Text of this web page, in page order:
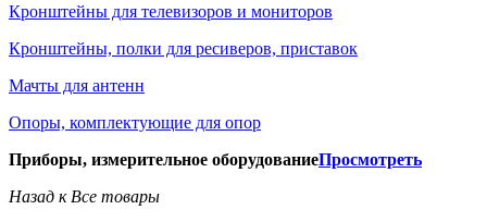
Кронштейны для телевизоров и мониторов
Кронштейны, полки для ресиверов, приставок
Мачты для антенн
Опоры, комплектующие для опор
Приборы, измерительное оборудованиеПросмотреть
Назад к Все товары